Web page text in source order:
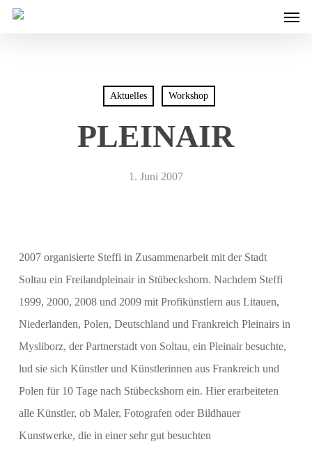
Skip
Menu
Aktuelles Workshop
PLEINAIR
1. Juni 2007
2007 organisierte Steffi in Zusammenarbeit mit der Stadt
Soltau ein Freilandpleinair in Stübeckshorn. Nachdem Steffi
1999, 2000, 2008 und 2009 mit Profikünstlern aus Litauen,
Niederlanden, Polen, Deutschland und Frankreich Pleinairs in
Mysliborz, der Partnerstadt von Soltau, ein Pleinair besuchte,
lud sie sich Künstler und Künstlerinnen aus Frankreich und
Polen für 10 Tage nach Stübeckshorn ein. Hier erarbeiteten
alle Künstler, ob Maler, Fotografen oder Bildhauer
Kunstwerke, die in einer sehr gut besuchten